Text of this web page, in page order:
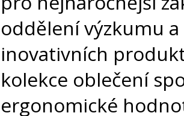
oddělení výzkumu
inovativních
kolekce oblečení
ergonomické